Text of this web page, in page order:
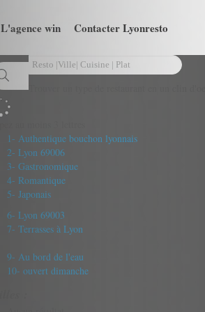
L'agence win Contacter Lyonresto
1- Authentique bouchon lyonnais
2- Lyon 69006
3- Gastronomique
4- Romantique
5- Japonais
6- Lyon 69003
7- Terrasses à Lyon
9- Au bord de l'eau
10- ouvert dimanche